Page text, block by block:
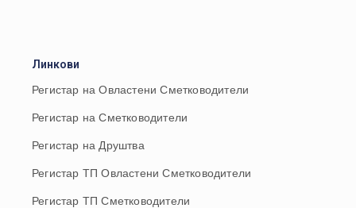
Линкови
Регистар на Овластени Сметководители
Регистар на Сметководители
Регистар на Друштва
Регистар ТП Овластени Сметководители
Регистар ТП Сметководители